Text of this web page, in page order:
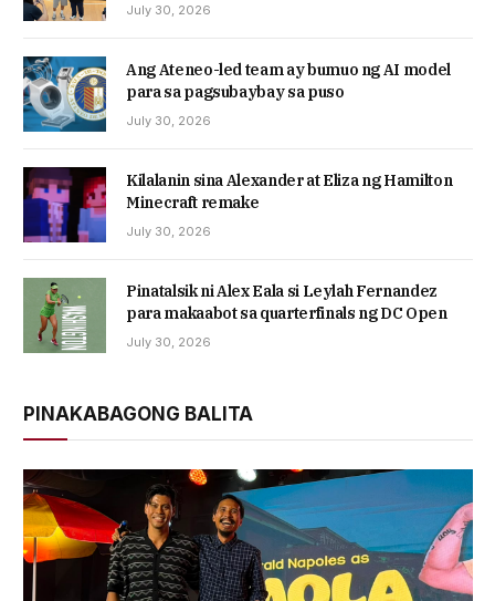
July 30, 2026
Ang Ateneo-led team ay bumuo ng AI model
para sa pagsubaybay sa puso
July 30, 2026
Kilalanin sina Alexander at Eliza ng Hamilton
Minecraft remake
July 30, 2026
Pinatalsik ni Alex Eala si Leylah Fernandez
para makaabot sa quarterfinals ng DC Open
July 30, 2026
PINAKABAGONG BALITA